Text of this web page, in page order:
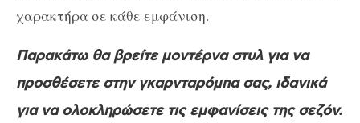
χαρακτήρα σε κάθε εμφάνιση.
Παρακάτω θα βρείτε μοντέρνα στυλ για να
προσθέσετε στην γκαρνταρόμπα σας, ιδανικά
για να ολοκληρώσετε τις εμφανίσεις της σεζόν.